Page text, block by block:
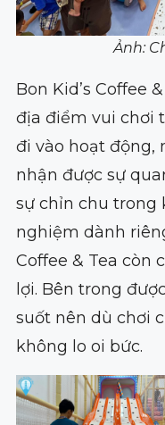
Ảnh:
Bon Kid’s Coffee
địa điểm vui chơi
đi vào hoạt động,
nhận được sự
sự chỉn chu trong
nghiệm dành
Coffee & Tea còn
lợi. Bên trong
suốt nên dù chơi
không lo oi bức.